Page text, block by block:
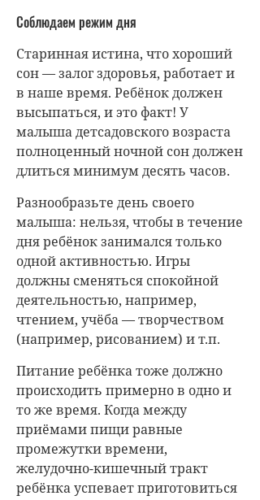
Соблюдаем режим дня
Старинная истина, что хороший
сон — залог здоровья, работает и
в наше время. Ребёнок должен
высыпаться, и это факт! У
малыша детсадовского возраста
полноценный ночной сон должен
длиться минимум десять часов.
Разнообразьте день своего
малыша: нельзя, чтобы в течение
дня ребёнок занимался только
одной активностью. Игры
должны сменяться спокойной
деятельностью, например,
чтением, учёба — творчеством
(например, рисованием) и т.п.
Питание ребёнка тоже должно
происходить примерно в одно и
то же время. Когда между
приёмами пищи равные
промежутки времени,
желудочно-кишечный тракт
ребёнка успевает приготовиться